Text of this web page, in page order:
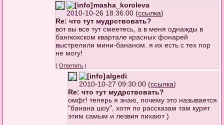
masha_koroleva
2010-10-26 18:36:00 (ссылка)
Re: что тут мудрствовать?
вот вы все тут смеетесь, а в меня однажды в
бангкокском квартале красных фонарей
выстрелили мини-бананом. я их есть с тех пор
не могу!
(Ответить )
algedi
2010-10-27 09:30:00 (ссылка)
Re: что тут мудрствовать?
омфг! теперь я знаю, почему это называется
"банана шоу", хотя по рассказам там курят
этим самым и лезвия пихают )